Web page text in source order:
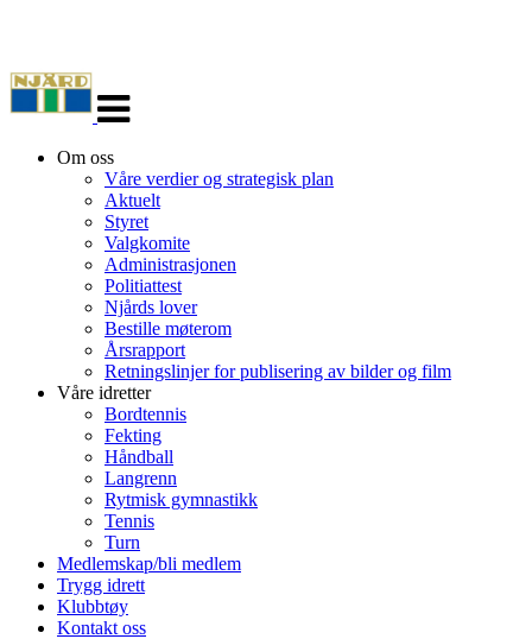
navigasjon
Om oss
Våre verdier og strategisk plan
Aktuelt
Styret
Valgkomite
Administrasjonen
Politiattest
Njårds lover
Bestille møterom
Årsrapport
Retningslinjer for publisering av bilder og film
Våre idretter
Bordtennis
Fekting
Håndball
Langrenn
Rytmisk gymnastikk
Tennis
Turn
Medlemskap/bli medlem
Trygg idrett
Klubbtøy
Kontakt oss